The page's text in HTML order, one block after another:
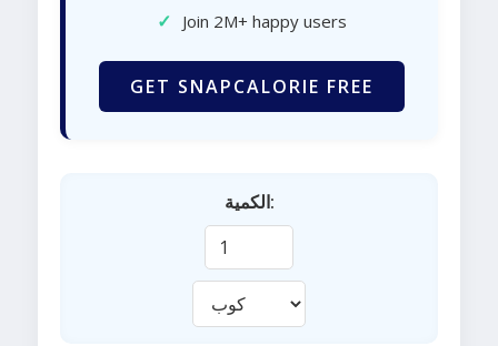
✓ Join 2M+ happy users
GET SNAPCALORIE FREE
الكمية: